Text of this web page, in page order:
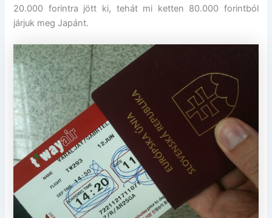
20.000 forintra jött ki, tehát mi ketten 80.000 forintból
járjuk meg Japánt.